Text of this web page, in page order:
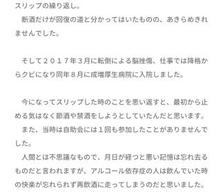
スリップの繰り返し。
断酒だけが回復の道と分かってはいたものの、あきらめきれ
ませんでした。
そして２０１７年３月に転倒による脳挫傷、仕事では降格か
らクビになり同年８月に成増厚生病院に入院しました。
今になってスリップした時のことを思い返すと、最初から止
める気はなく節酒や禁酒をしようとしていたんだと思います。
また、当時は自助会には１回も参加したことがありませんで
した。
人間とは不思議なもので、月日が経つと悪い記憶は忘れ去る
ものだと言われますが、アルコール依存症の人は飲んでいた時
の快楽が忘れられず再飲酒に走ってしまうのだと思いました。